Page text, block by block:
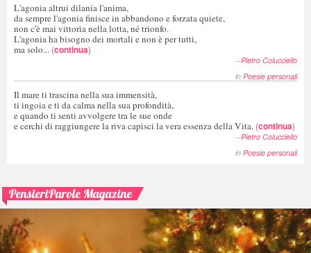
L'agonia altrui dilania l'anima,
da sempre l'agonia finisce in abbandono e forzata quiete,
non c'è mai vittoria nella lotta, né trionfo.
L'agonia ha bisogno dei mortali e non è per tutti,
ma solo... (continua)
--Pietro Colucciello
in Poesie personali
Il mare ti trascina nella sua immensità,
ti ingoia e ti da calma nella sua profondità,
e quando ti senti avvolgere tra le sue onde
e cerchi di raggiungere la riva capisci la vera essenza della Vita. (continua)
--Pietro Colucciello
in Poesie personali
PensieriParole Magazine